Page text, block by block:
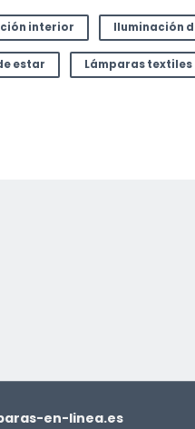
interior Iluminación
estar Lámparas textiles
en-linea.es